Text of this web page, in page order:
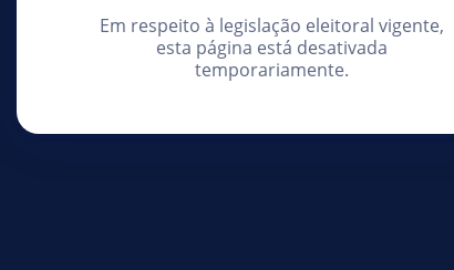
Em respeito à legislação eleitoral vigente,
esta página está desativada
temporariamente.